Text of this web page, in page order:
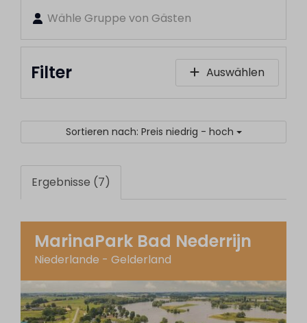
Wähle Gruppe von Gästen
Filter Auswählen
Sortieren nach: Preis niedrig - hoch
Ergebnisse (7)
MarinaPark Bad Nederrijn
Niederlande - Gelderland